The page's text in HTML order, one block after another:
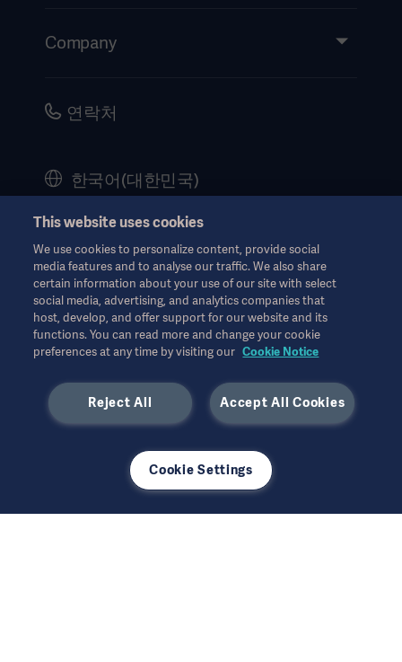
Events
Company
Careers
Legal Information
Website Privacy Policy
Website use disclaimer
Cookie Notice
Data Subject Request Form
연락처
한국어(대한민국)
© Copyright 2026 Getinge AB
모든 지적 재산권을 포함한 모든 권리는 유보됩니다.
3월 2024
사용된 모든 이미지는 설명의 목적으로만 사용되었으며 제품 또는
사용을 정확하게 나타내지 않을 수 있습니다.
This website uses cookies
We use cookies to personalize content, provide social
media features and to analyse our traffic. We also share
certain information about your use of our site with select
social media, advertising, and analytics companies that
host, develop, and offer support for our website and its
functions. You can read more and change your cookie
preferences at any time by visiting our Cookie Notice
Accept All Cookies
Reject All
Cookie Settings